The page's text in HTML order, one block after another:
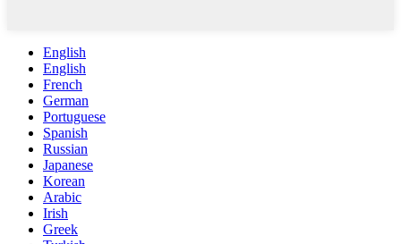
English
English
French
German
Portuguese
Spanish
Russian
Japanese
Korean
Arabic
Irish
Greek